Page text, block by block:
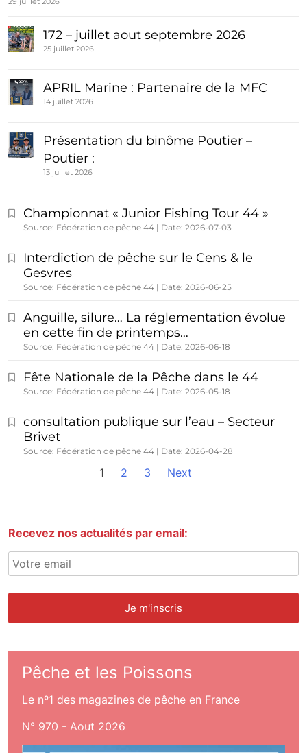
172 – juillet aout septembre 2026
25 juillet 2026
APRIL Marine : Partenaire de la MFC
14 juillet 2026
Présentation du binôme Poutier –
Poutier :
13 juillet 2026
Championnat « Junior Fishing Tour 44 »
Source: Fédération de pêche 44 Date: 2026-07-03
Interdiction de pêche sur le Cens & le
Gesvres
Source: Fédération de pêche 44 Date: 2026-06-25
Anguille, silure… La réglementation évolue
en cette fin de printemps…
Source: Fédération de pêche 44 Date: 2026-06-18
Fête Nationale de la Pêche dans le 44
Source: Fédération de pêche 44 Date: 2026-05-18
consultation publique sur l’eau – Secteur
Brivet
Source: Fédération de pêche 44 Date: 2026-04-28
1 2 3 Next
Recevez nos actualités par email:
Pêche et les Poissons
Le nº1 des magazines de pêche en France
N° 970 - Aout 2026